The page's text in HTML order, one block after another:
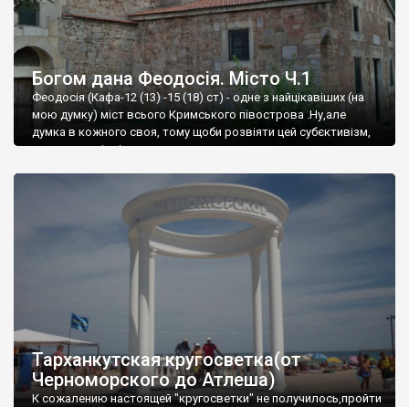
Богом дана Феодосія. Місто Ч.1
Феодосія (Кафа-12 (13) -15 (18) ст) - одне з найцікавіших (на
мою думку) міст всього Кримського півострова .Ну,але
думка в кожного своя, тому щоби розвіяти цей субєктивізм,
запрошую відвідати це
Тарханкутская кругосветка(от
Черноморского до Атлеша)
К сожалению настоящей "кругосветки" не получилось,пройти